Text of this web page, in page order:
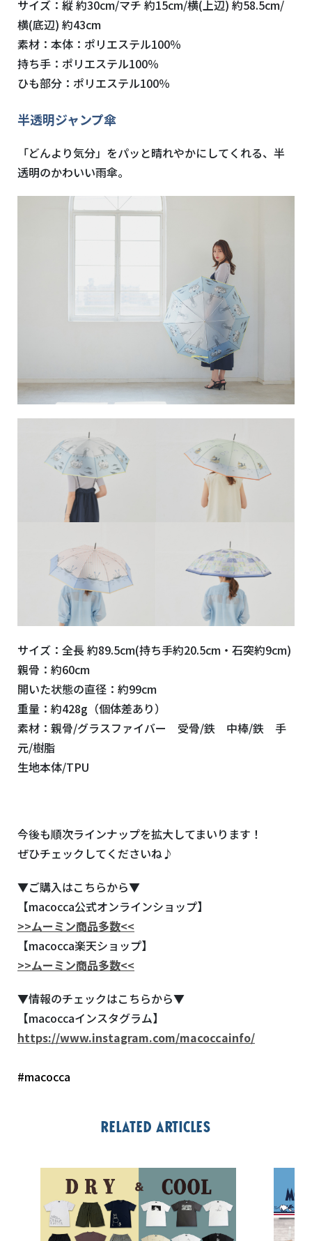
サイズ：縦 約30cm/マチ 約15cm/横(上辺) 約58.5cm/
横(底辺) 約43cm
素材：本体：ポリエステル100％
持ち手：ポリエステル100％
ひも部分：ポリエステル100％
半透明ジャンプ傘
「どんより気分」をパッと晴れやかにしてくれる、半
透明のかわいい雨傘。
サイズ：全長 約89.5cm(持ち手約20.5cm・石突約9cm)
親骨：約60cm
開いた状態の直径：約99cm
重量：約428g（個体差あり）
素材：親骨/グラスファイバー 受骨/鉄 中棒/鉄 手
元/樹脂
生地本体/TPU
今後も順次ラインナップを拡大してまいります！
ぜひチェックしてくださいね♪
▼ご購入はこちらから▼
【macocca公式オンラインショップ】
>>ムーミン商品多数<<
【macocca楽天ショップ】
>>ムーミン商品多数<<
▼情報のチェックはこちらから▼
【macoccaインスタグラム】
https://www.instagram.com/macoccainfo/
#macocca
Related articles